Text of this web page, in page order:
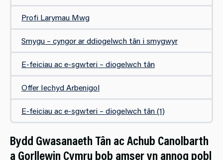
Profi Larymau Mwg
Smygu – cyngor ar ddiogelwch tân i smygwyr
E-feiciau ac e-sgwteri – diogelwch tân
Offer Iechyd Arbenigol
E-feiciau ac e-sgwteri – diogelwch tân (1)
Bydd Gwasanaeth Tân ac Achub Canolbarth
a Gorllewin Cymru bob amser yn annog pobl